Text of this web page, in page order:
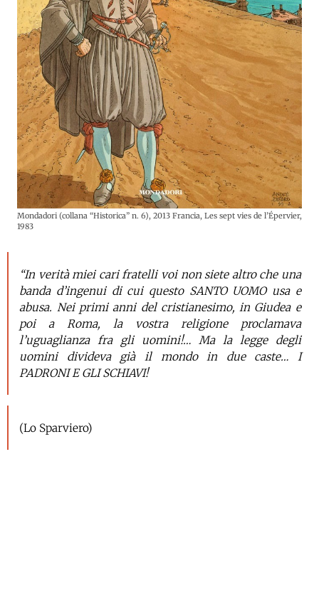
Mondadori (collana “Historica” n. 6), 2013 Francia, Les sept vies de l’Épervier,
1983
“In verità miei cari fratelli voi non siete altro che una
banda d’ingenui di cui questo SANTO UOMO usa e
abusa. Nei primi anni del cristianesimo, in Giudea e
poi a Roma, la vostra religione proclamava
l’uguaglianza fra gli uomini!… Ma la legge degli
uomini divideva già il mondo in due caste… I
PADRONI E GLI SCHIAVI!
(Lo Sparviero)